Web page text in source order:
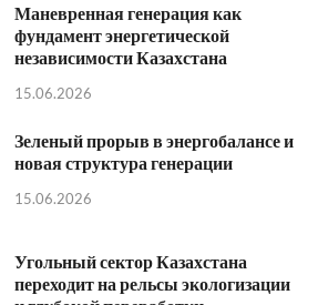
Маневренная генерация как
фундамент энергетической
независимости Казахстана
15.06.2026
Зеленый прорыв в энергобалансе и
новая структура генерации
15.06.2026
Угольный сектор Казахстана
переходит на рельсы экологизации